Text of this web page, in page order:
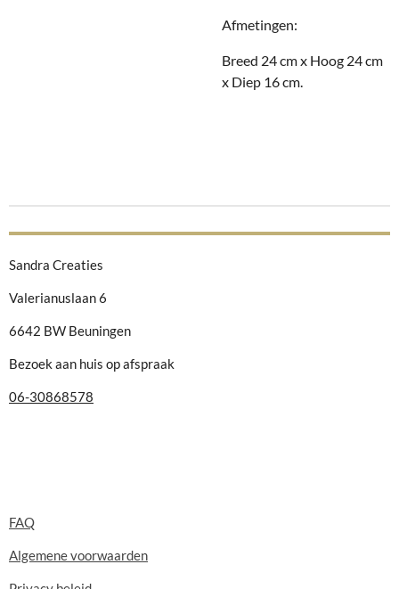
Afmetingen:
Breed 24 cm x Hoog 24 cm
x Diep 16 cm.
Sandra Creaties
Valerianuslaan 6
6642 BW Beuningen
Bezoek aan huis op afspraak
06-30868578
FAQ
Algemene voorwaarden